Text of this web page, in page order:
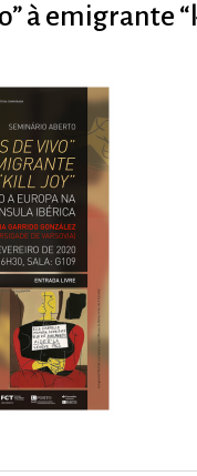
à emigrante